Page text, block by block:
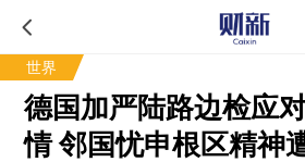
世界
德国加严陆路边检应
情 邻国忧申根区精神